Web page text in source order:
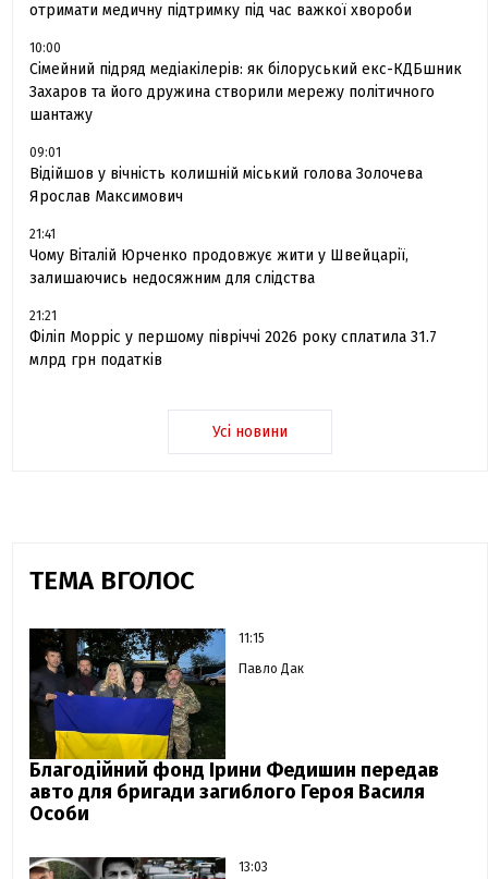
отримати медичну підтримку під час важкої хвороби
10:00
Сімейний підряд медіакілерів: як білоруський екс-КДБшник
Захаров та його дружина створили мережу політичного
шантажу
09:01
Відійшов у вічність колишній міський голова Золочева
Ярослав Максимович
21:41
Чому Віталій Юрченко продовжує жити у Швейцарії,
залишаючись недосяжним для слідства
21:21
Філіп Морріс у першому півріччі 2026 року сплатила 31.7
млрд грн податків
Усі новини
ТЕМА ВГОЛОС
11:15
Павло Дак
Благодійний фонд Ірини Федишин передав
авто для бригади загиблого Героя Василя
Особи
13:03